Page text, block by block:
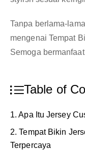
Tanpa berlama-
mengenai Tempat
Semoga
Table of
1. Apa Itu Jersey
2. Tempat Bikin
Terpercaya